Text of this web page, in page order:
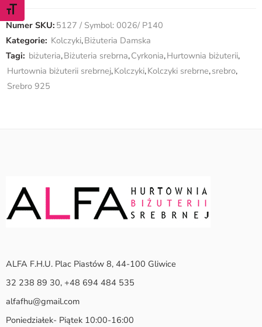
ZMIEŃ ROZMIAR CZCIONKI
Numer SKU: 5127 / Symbol: 0026/ P140
Kategorie: Kolczyki,Biżuteria Damska
Tagi: biżuteria,Biżuteria srebrna,Cyrkonia,Hurtownia biżuterii,
Hurtownia biżuterii srebrnej,Kolczyki,Kolczyki srebrne,srebro,
Srebro 925
ALFA F.H.U. Plac Piastów 8, 44-100 Gliwice
32 238 89 30, +48 694 484 535
alfafhu@gmail.com
Poniedziałek- Piątek 10:00-16:00